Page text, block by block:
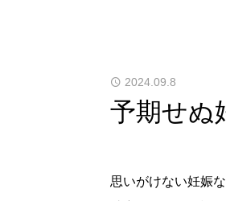
2024.09.8
予期せぬ
思いがけない妊娠